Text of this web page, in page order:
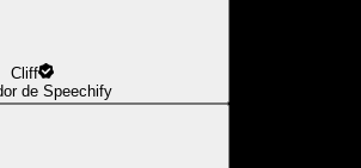
Cliff
de Speechify